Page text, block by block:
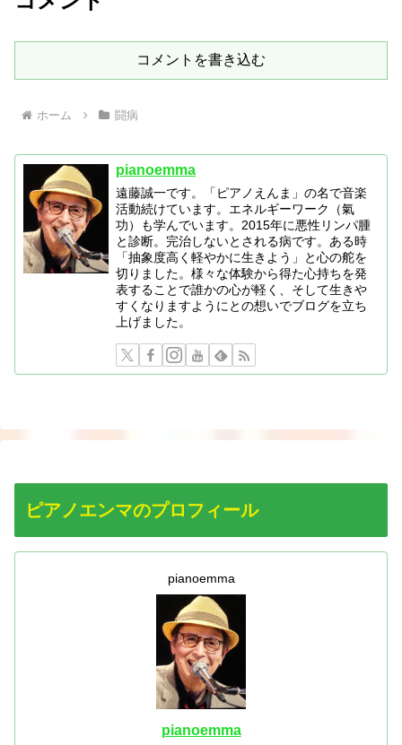
コメントを書き込む
ホーム 闘病
pianoemma
遠藤誠一です。「ピアノえんま」の名で音楽
活動続けています。エネルギーワーク（氣
功）も学んでいます。2015年に悪性リンパ腫
と診断。完治しないとされる病です。ある時
「抽象度高く軽やかに生きよう」と心の舵を
切りました。様々な体験から得た心持ちを発
表することで誰かの心が軽く、そして生きや
すくなりますようにとの想いでブログを立ち
上げました。
ピアノエンマのプロフィール
pianoemma
pianoemma